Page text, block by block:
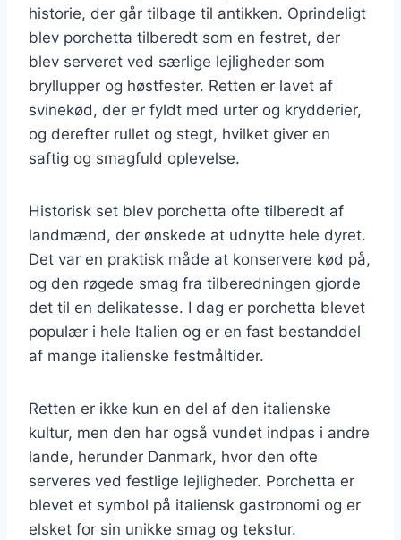
historie, der går tilbage til antikken. Oprindeligt
blev porchetta tilberedt som en festret, der
blev serveret ved særlige lejligheder som
bryllupper og høstfester. Retten er lavet af
svinekød, der er fyldt med urter og krydderier,
og derefter rullet og stegt, hvilket giver en
saftig og smagfuld oplevelse.
Historisk set blev porchetta ofte tilberedt af
landmænd, der ønskede at udnytte hele dyret.
Det var en praktisk måde at konservere kød på,
og den røgede smag fra tilberedningen gjorde
det til en delikatesse. I dag er porchetta blevet
populær i hele Italien og er en fast bestanddel
af mange italienske festmåltider.
Retten er ikke kun en del af den italienske
kultur, men den har også vundet indpas i andre
lande, herunder Danmark, hvor den ofte
serveres ved festlige lejligheder. Porchetta er
blevet et symbol på italiensk gastronomi og er
elsket for sin unikke smag og tekstur.